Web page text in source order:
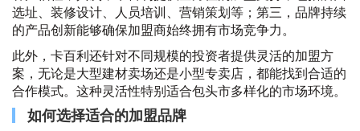
选址、装修设计、人员培训、营销策划等；第三，品牌持续
的产品创新能够确保加盟商始终拥有市场竞争力。
此外，卡百利还针对不同规模的投资者提供灵活的加盟方
案，无论是大型建材卖场还是小型专卖店，都能找到合适的
合作模式。这种灵活性特别适合包头市多样化的市场环境。
如何选择适合的加盟品牌